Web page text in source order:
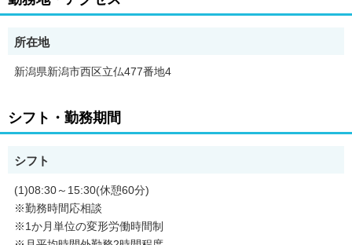
所在地
新潟県新潟市西区立仏477番地4
シフト・勤務期間
シフト
(1)08:30～15:30(休憩60分)
※勤務時間応相談
※1か月単位の変形労働時間制